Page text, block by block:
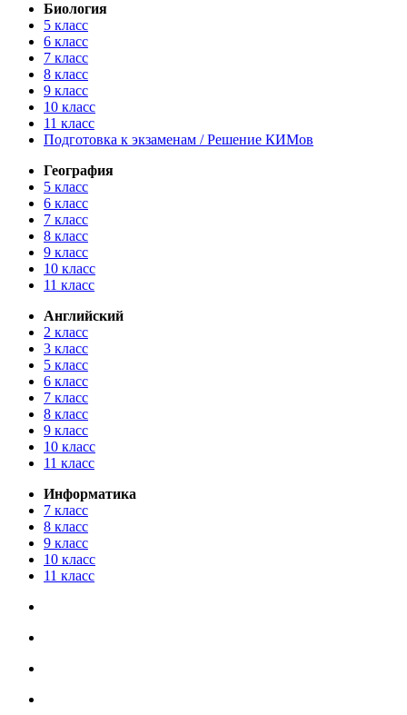
Биология
5 класс
6 класс
7 класс
8 класс
9 класс
10 класс
11 класс
Подготовка к экзаменам / Решение КИМов
География
5 класс
6 класс
7 класс
8 класс
9 класс
10 класс
11 класс
Английский
2 класс
3 класс
5 класс
6 класс
7 класс
8 класс
9 класс
10 класс
11 класс
Информатика
7 класс
8 класс
9 класс
10 класс
11 класс